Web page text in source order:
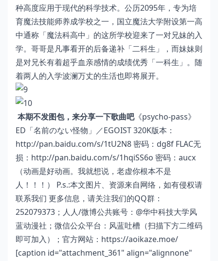
种高度应用于现代的科学技术。公历2095年，专为培
育魔法技能师养成学校之一，国立魔法大学附设第一高
中通称「魔法科高中」的这所学校迎来了一对兄妹的入
学。哥哥是凡事看开的后备递补「二科生」，而妹妹则
是对兄长有着超乎血亲感情的成绩优秀「一科生」。随
着两人的入学波澜万丈的生活也即将展开。
本期不发图包，来分享一下歌曲吧《psycho-pass》
ED「名前のない怪物」／EGOIST 320K版本：
http://pan.baidu.com/s/1tU2N8 密码：dg8f FLAC无
损： http://pan.baidu.com/s/1hqiSS6o 密码：aucx
（动画是好动画。我就想说，老虚你根本不是
人！！！） P.s.:本文图片、资源来自网络，如有侵权请
联系我们 更多信息，请关注我们的QQ群：
252079373；人人/微博公共账号：@华中科技大学风
蓝动漫社；微信公众平台：风蓝吐槽（扫描下方二维码
即可加入）；官方网站： https://aoikaze.moe/
[caption id="attachment_361" align="alignnone"